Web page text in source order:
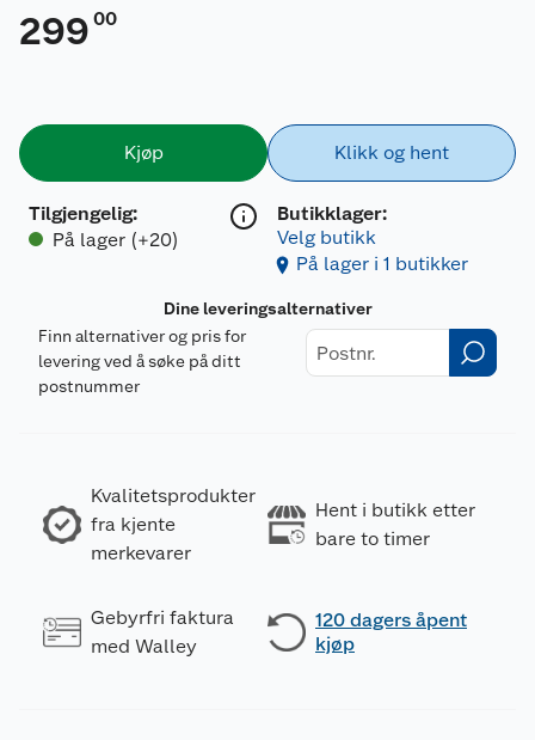
299 00
Kjøp
Tilgjengelig:
På lager (+20)
Klikk og hent
Butikklager:
Velg butikk
På lager i 1 butikker
Dine leveringsalternativer
Finn alternativer og pris for
levering ved å søke på ditt
postnummer
Kvalitetsprodukter
fra kjente
merkevarer
Hent i butikk etter
bare to timer
Gebyrfri faktura
med Walley
120 dagers åpent
kjøp